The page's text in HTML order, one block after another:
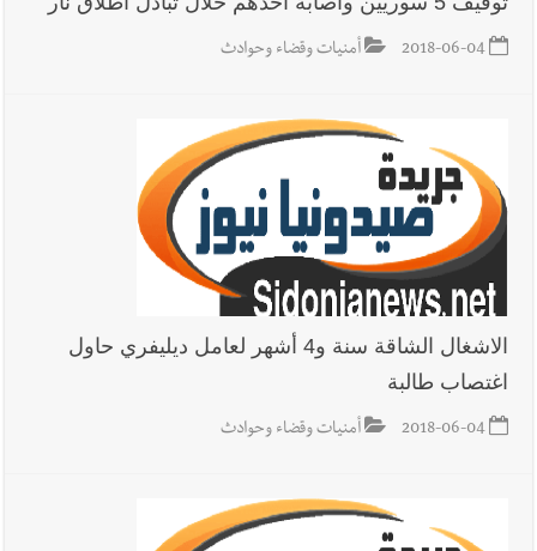
أخبار لبنان حراك ديبلوماسي للتجديد لـ اليونيفيل .. مسؤول غربي
أخبار لبنان ليلة سقوط رياض سلامة... هل ننتظر الحقيقة؟
2018-06-04 أمنيات وقضاء وحوادث
الاشغال الشاقة سنة و4 أشهر لعامل ديليفري حاول
اغتصاب طالبة
2018-06-04 أمنيات وقضاء وحوادث